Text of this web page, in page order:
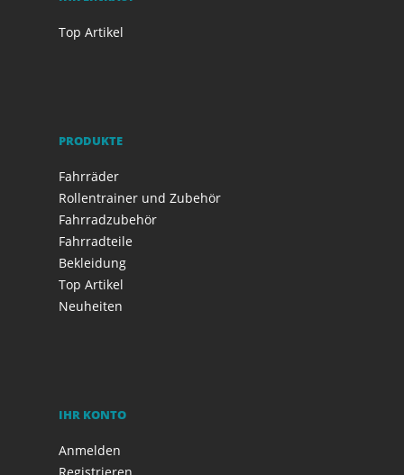
Top Artikel
PRODUKTE
Fahrräder
Rollentrainer und Zubehör
Fahrradzubehör
Fahrradteile
Bekleidung
Top Artikel
Neuheiten
IHR KONTO
Anmelden